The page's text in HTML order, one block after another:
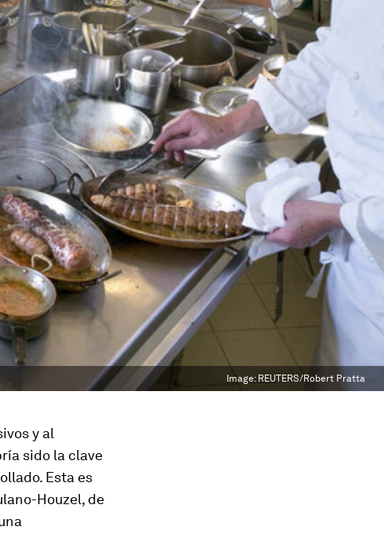
Image: REUTERS/Robert Pratta
y al
sido la clave
Esta es
Houzel, de